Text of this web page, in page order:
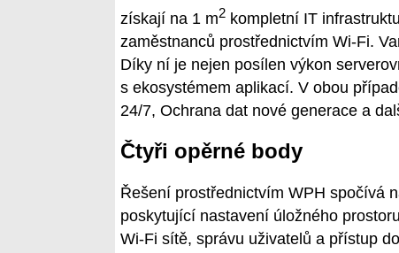
získají na 1 m2 kompletní IT
zaměstnanců prostřednictvím Wi-Fi.
Díky ní je nejen posílen výkon
s ekosystémem aplikací. V obou
24/7, Ochrana dat nové generace a
Čtyři opěrné body
Řešení prostřednictvím WPH spočívá
poskytující nastavení úložného
Wi-Fi sítě, správu uživatelů a přístup